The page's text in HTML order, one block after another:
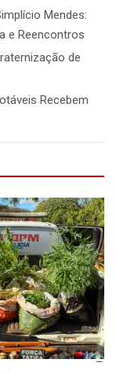
Mendes:
e Reencontros
de
Recebem